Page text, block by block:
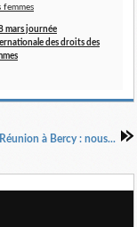
mars journée
des droits des
à Bercy : nous...